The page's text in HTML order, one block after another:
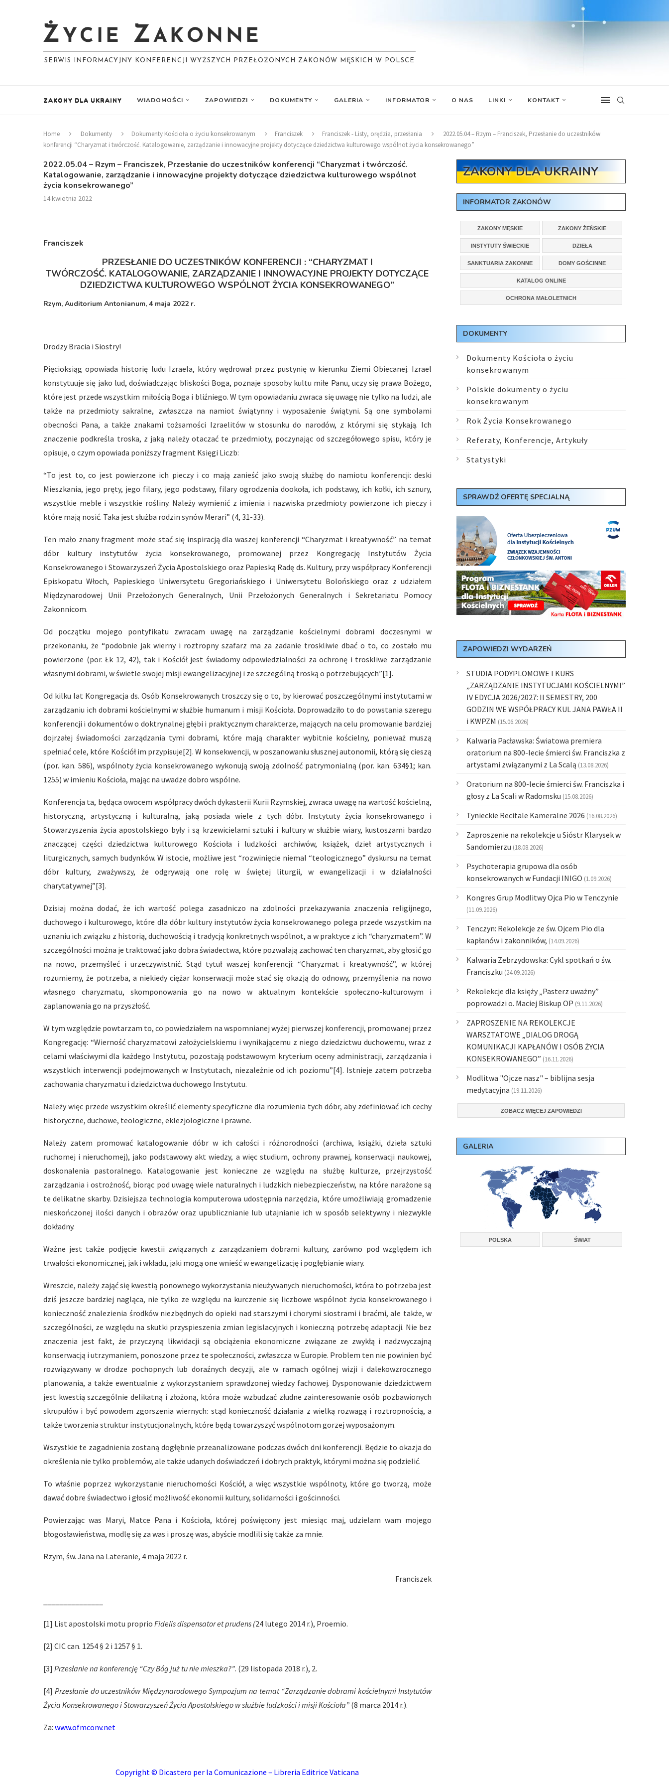
SERWIS INFORMACYJNY KONFERENCJI WYŻSZYCH PRZEŁOŻONYCH ZAKONÓW MĘSKICH W POLSCE
ZAKONY DLA UKRAINY WIADOMOŚCI ZAPOWIEDZI DOKUMENTY GALERIA INFORMATOR O NAS LINKI KONTAKT
Home Dokumenty Dokumenty Kościoła o życiu konsekrowanym Franciszek Franciszek - Listy, orędzia, przesłania
2022.05.04 – Rzym – Franciszek, Przesłanie do uczestników
konferencji “Charyzmat i twórczość. Katalogowanie, zarządzanie i innowacyjne projekty dotyczące dziedzictwa kulturowego wspólnot życia konsekrowanego”
2022.05.04 – Rzym – Franciszek, Przesłanie do uczestników konferencji “Charyzmat i twórczość.
Katalogowanie, zarządzanie i innowacyjne projekty dotyczące dziedzictwa kulturowego wspólnot
życia konsekrowanego”
14 kwietnia 2022
Franciszek
PRZESŁANIE DO UCZESTNIKÓW KONFERENCJI : “CHARYZMAT I
TWÓRCZOŚĆ. KATALOGOWANIE, ZARZĄDZANIE I INNOWACYJNE PROJEKTY DOTYCZĄCE
DZIEDZICTWA KULTUROWEGO WSPÓLNOT ŻYCIA KONSEKROWANEGO”
Rzym, Auditorium Antonianum, 4 maja 2022 r.
Drodzy Bracia i Siostry!
Pięcioksiąg opowiada historię ludu Izraela, który wędrował przez pustynię w kierunku Ziemi Obiecanej. Izrael
konstytuuje się jako lud, doświadczając bliskości Boga, poznaje sposoby kultu miłe Panu, uczy się prawa Bożego,
które jest przede wszystkim miłością Boga i bliźniego. W tym opowiadaniu zwraca się uwagę nie tylko na ludzi, ale
także na przedmioty sakralne, zwłaszcza na namiot świątynny i wyposażenie świątyni. Są one symbolami
obecności Pana, a także znakami tożsamości Izraelitów w stosunku do narodów, z którymi się stykają. Ich
znaczenie podkreśla troska, z jaką należy otaczać te przedmioty, poczynając od szczegółowego spisu, który je
opisuje, o czym opowiada poniższy fragment Księgi Liczb:
“To jest to, co jest powierzone ich pieczy i co mają zanieść jako swoją służbę do namiotu konferencji: deski
Mieszkania, jego pręty, jego filary, jego podstawy, filary ogrodzenia dookoła, ich podstawy, ich kołki, ich sznury,
wszystkie meble i wszystkie rośliny. Należy wymienić z imienia i nazwiska przedmioty powierzone ich pieczy i
które mają nosić. Taka jest służba rodzin synów Merari” (4, 31-33).
Ten mało znany fragment może stać się inspiracją dla waszej konferencji “Charyzmat i kreatywność” na temat
dóbr kultury instytutów życia konsekrowanego, promowanej przez Kongregację Instytutów Życia
Konsekrowanego i Stowarzyszeń Życia Apostolskiego oraz Papieską Radę ds. Kultury, przy współpracy Konferencji
Episkopatu Włoch, Papieskiego Uniwersytetu Gregoriańskiego i Uniwersytetu Bolońskiego oraz z udziałem
Międzynarodowej Unii Przełożonych Generalnych, Unii Przełożonych Generalnych i Sekretariatu Pomocy
Zakonnicom.
Od początku mojego pontyfikatu zwracam uwagę na zarządzanie kościelnymi dobrami doczesnymi w
przekonaniu, że “podobnie jak wierny i roztropny szafarz ma za zadanie troskliwie dbać o to, co zostało mu
powierzone (por. Łk 12, 42), tak i Kościół jest świadomy odpowiedzialności za ochronę i troskliwe zarządzanie
własnymi dobrami, w świetle swojej misji ewangelizacyjnej i ze szczególną troską o potrzebujących”[1].
Od kilku lat Kongregacja ds. Osób Konsekrowanych troszczy się o to, by kierować poszczególnymi instytutami w
zarządzaniu ich dobrami kościelnymi w służbie humanum i misji Kościoła. Doprowadziło to do powstania szeregu
konferencji i dokumentów o doktrynalnej głębi i praktycznym charakterze, mających na celu promowanie bardziej
dojrzałej świadomości zarządzania tymi dobrami, które mają charakter wybitnie kościelny, ponieważ muszą
spełniać cele, które Kościół im przypisuje[2]. W konsekwencji, w poszanowaniu słusznej autonomii, którą się cieszą
(por. kan. 586), wspólnoty życia konsekrowanego wykonują swoją zdolność patrymonialną (por. kan. 634§1; kan.
1255) w imieniu Kościoła, mając na uwadze dobro wspólne.
Konferencja ta, będąca owocem współpracy dwóch dykasterii Kurii Rzymskiej, zwraca uwagę na wartość kościelną,
historyczną, artystyczną i kulturalną, jaką posiada wiele z tych dóbr. Instytuty życia konsekrowanego i
Stowarzyszenia życia apostolskiego były i są krzewicielami sztuki i kultury w służbie wiary, kustoszami bardzo
znaczącej części dziedzictwa kulturowego Kościoła i ludzkości: archiwów, książek, dzieł artystycznych i
liturgicznych, samych budynków. W istocie, możliwe jest “rozwinięcie niemal “teologicznego” dyskursu na temat
dóbr kultury, zważywszy, że odgrywają one rolę w świętej liturgii, w ewangelizacji i w działalności
charytatywnej”[3].
Dzisiaj można dodać, że ich wartość polega zasadniczo na zdolności przekazywania znaczenia religijnego,
duchowego i kulturowego, które dla dóbr kultury instytutów życia konsekrowanego polega przede wszystkim na
uznaniu ich związku z historią, duchowością i tradycją konkretnych wspólnot, a w praktyce z ich “charyzmatem”. W
szczególności można je traktować jako dobra świadectwa, które pozwalają zachować ten charyzmat, aby głosić go
na nowo, przemyśleć i urzeczywistnić. Stąd tytuł waszej konferencji: “Charyzmat i kreatywność”, w której
rozumiemy, że potrzeba, a niekiedy ciężar konserwacji może stać się okazją do odnowy, przemyślenia na nowo
własnego charyzmatu, skomponowania go na nowo w aktualnym kontekście społeczno-kulturowym i
zaplanowania go na przyszłość.
W tym względzie powtarzam to, co powiedziałem na wspomnianej wyżej pierwszej konferencji, promowanej przez
Kongregację: “Wierność charyzmatowi założycielskiemu i wynikającemu z niego dziedzictwu duchowemu, wraz z
celami właściwymi dla każdego Instytutu, pozostają podstawowym kryterium oceny administracji, zarządzania i
wszystkich interwencji podejmowanych w Instytutach, niezależnie od ich poziomu”[4]. Istnieje zatem potrzeba
zachowania charyzmatu i dziedzictwa duchowego Instytutu.
Należy więc przede wszystkim określić elementy specyficzne dla rozumienia tych dóbr, aby zdefiniować ich cechy
historyczne, duchowe, teologiczne, eklezjologiczne i prawne.
Należy zatem promować katalogowanie dóbr w ich całości i różnorodności (archiwa, książki, dzieła sztuki
ruchomej i nieruchomej), jako podstawowy akt wiedzy, a więc studium, ochrony prawnej, konserwacji naukowej,
doskonalenia pastoralnego. Katalogowanie jest konieczne ze względu na służbę kulturze, przejrzystość
zarządzania i ostrożność, biorąc pod uwagę wiele naturalnych i ludzkich niebezpieczeństw, na które narażone są
te delikatne skarby. Dzisiejsza technologia komputerowa udostępnia narzędzia, które umożliwiają gromadzenie
nieskończonej ilości danych i obrazów oraz upublicznianie lub utajnianie ich w sposób selektywny i niezwykle
dokładny.
Ważne jest także podjęcie kwestii związanych z zarządzaniem dobrami kultury, zarówno pod względem ich
trwałości ekonomicznej, jak i wkładu, jaki mogą one wnieść w ewangelizację i pogłębianie wiary.
Wreszcie, należy zająć się kwestią ponownego wykorzystania nieużywanych nieruchomości, która to potrzeba jest
dziś jeszcze bardziej nagląca, nie tylko ze względu na kurczenie się liczbowe wspólnot życia konsekrowanego i
konieczność znalezienia środków niezbędnych do opieki nad starszymi i chorymi siostrami i braćmi, ale także, w
szczególności, ze względu na skutki przyspieszenia zmian legislacyjnych i konieczną potrzebę adaptacji. Nie bez
znaczenia jest fakt, że przyczyną likwidacji są obciążenia ekonomiczne związane ze zwykłą i nadzwyczajną
konserwacją i utrzymaniem, ponoszone przez te społeczności, zwłaszcza w Europie. Problem ten nie powinien być
rozwiązywany w drodze pochopnych lub doraźnych decyzji, ale w ramach ogólnej wizji i dalekowzrocznego
planowania, a także ewentualnie z wykorzystaniem sprawdzonej wiedzy fachowej. Dysponowanie dziedzictwem
jest kwestią szczególnie delikatną i złożoną, która może wzbudzać złudne zainteresowanie osób pozbawionych
skrupułów i być powodem zgorszenia wiernych: stąd konieczność działania z wielką rozwagą i roztropnością, a
także tworzenia struktur instytucjonalnych, które będą towarzyszyć wspólnotom gorzej wyposażonym.
Wszystkie te zagadnienia zostaną dogłębnie przeanalizowane podczas dwóch dni konferencji. Będzie to okazja do
określenia nie tylko problemów, ale także udanych doświadczeń i dobrych praktyk, którymi można się podzielić.
To właśnie poprzez wykorzystanie nieruchomości Kościół, a więc wszystkie wspólnoty, które go tworzą, może
dawać dobre świadectwo i głosić możliwość ekonomii kultury, solidarności i gościnności.
Powierzając was Maryi, Matce Pana i Kościoła, której poświęcony jest miesiąc maj, udzielam wam mojego
błogosławieństwa, modlę się za was i proszę was, abyście modlili się także za mnie.
Rzym, św. Jana na Lateranie, 4 maja 2022 r.
Franciszek
[1] List apostolski motu proprio Fidelis dispensator et prudens (24 lutego 2014 r.), Proemio.
[2] CIC can. 1254 § 2 i 1257 § 1.
[3] Przesłanie na konferencję “Czy Bóg już tu nie mieszka?”. (29 listopada 2018 r.), 2.
[4] Przesłanie do uczestników Międzynarodowego Sympozjum na temat “Zarządzanie dobrami kościelnymi Instytutów
Życia Konsekrowanego i Stowarzyszeń Życia Apostolskiego w służbie ludzkości i misji Kościoła” (8 marca 2014 r.).
Za: www.ofmconv.net
Copyright © Dicastero per la Comunicazione – Libreria Editrice Vaticana
ZAKONY DLA UKRAINY
INFORMATOR ZAKONÓW
ZAKONY MĘSKIE ZAKONY ŻEŃSKIE
INSTYTUTY ŚWIECKIE DZIEŁA
SANKTUARIA ZAKONNE DOMY GOŚCINNE
KATALOG ONLINE
OCHRONA MAŁOLETNICH
DOKUMENTY
Dokumenty Kościoła o życiu
konsekrowanym
Polskie dokumenty o życiu
konsekrowanym
Rok Życia Konsekrowanego
Referaty, Konferencje, Artykuły
Statystyki
SPRAWDŹ OFERTĘ SPECJALNĄ
ZAPOWIEDZI WYDARZEŃ
STUDIA PODYPLOMOWE I KURS
„ZARZĄDZANIE INSTYTUCJAMI KOŚCIELNYMI”
IV EDYCJA 2026/2027: II SEMESTRY, 200
GODZIN WE WSPÓŁPRACY KUL JANA PAWŁA II
i KWPZM (15.06.2026)
Kalwaria Pacławska: Światowa premiera
oratorium na 800-lecie śmierci św. Franciszka z
artystami związanymi z La Scalą (13.08.2026)
Oratorium na 800-lecie śmierci św. Franciszka i
głosy z La Scali w Radomsku (15.08.2026)
Tynieckie Recitale Kameralne 2026 (16.08.2026)
Zaproszenie na rekolekcje u Sióstr Klarysek w
Sandomierzu (18.08.2026)
Psychoterapia grupowa dla osób
konsekrowanych w Fundacji INIGO (1.09.2026)
Kongres Grup Modlitwy Ojca Pio w Tenczynie
(11.09.2026)
Tenczyn: Rekolekcje ze św. Ojcem Pio dla
kapłanów i zakonników, (14.09.2026)
Kalwaria Zebrzydowska: Cykl spotkań o św.
Franciszku (24.09.2026)
Rekolekcje dla księży „Pasterz uważny”
poprowadzi o. Maciej Biskup OP (9.11.2026)
ZAPROSZENIE NA REKOLEKCJE
WARSZTATOWE „DIALOG DROGĄ
KOMUNIKACJI KAPŁANÓW I OSÓB ŻYCIA
KONSEKROWANEGO” (16.11.2026)
Modlitwa "Ojcze nasz" – biblijna sesja
medytacyjna (19.11.2026)
ZOBACZ WIĘCEJ ZAPOWIEDZI
GALERIA
POLSKA ŚWIAT